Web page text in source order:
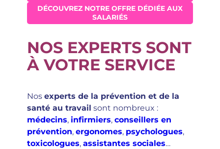
DÉCOUVREZ NOTRE OFFRE DÉDIÉE AUX
SALARIÉS
NOS EXPERTS SONT
À VOTRE SERVICE
Nos experts de la prévention et de la
santé au travail sont nombreux :
médecins, infirmiers, conseillers en
prévention, ergonomes, psychologues,
toxicologues, assistantes sociales…